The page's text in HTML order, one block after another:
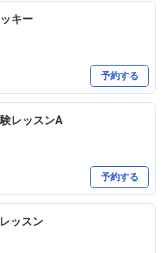
キー
予約する
レッスンA
予約する
ッスン